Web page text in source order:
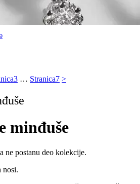
3 … Stranica7 >
minđuše
ne postanu deo kolekcije.
nosi.